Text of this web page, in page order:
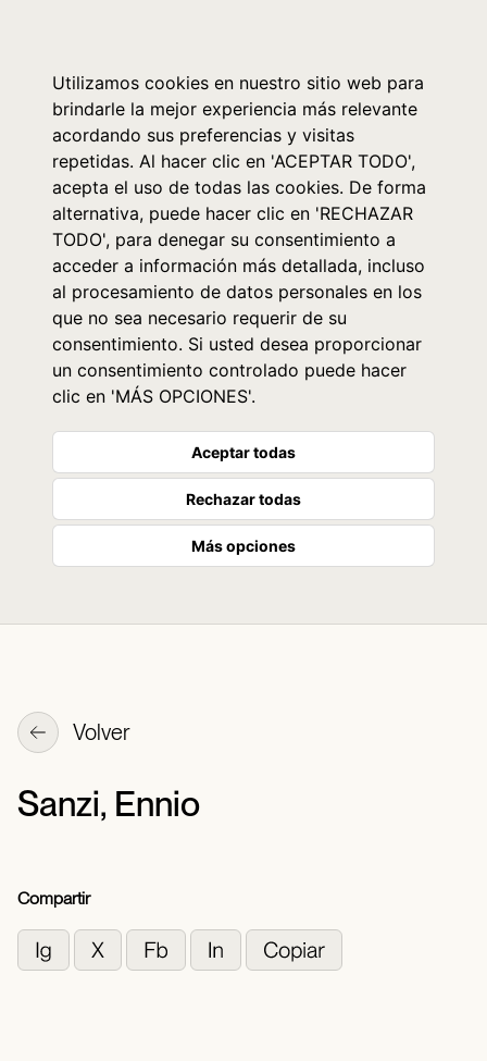
Utilizamos cookies en nuestro sitio web para
brindarle la mejor experiencia más relevante
acordando sus preferencias y visitas
repetidas. Al hacer clic en 'ACEPTAR TODO',
acepta el uso de todas las cookies. De forma
alternativa, puede hacer clic en 'RECHAZAR
TODO', para denegar su consentimiento a
acceder a información más detallada, incluso
al procesamiento de datos personales en los
que no sea necesario requerir de su
consentimiento. Si usted desea proporcionar
un consentimiento controlado puede hacer
clic en 'MÁS OPCIONES'.
Aceptar todas
Rechazar todas
Más opciones
Volver
Sanzi, Ennio
Compartir